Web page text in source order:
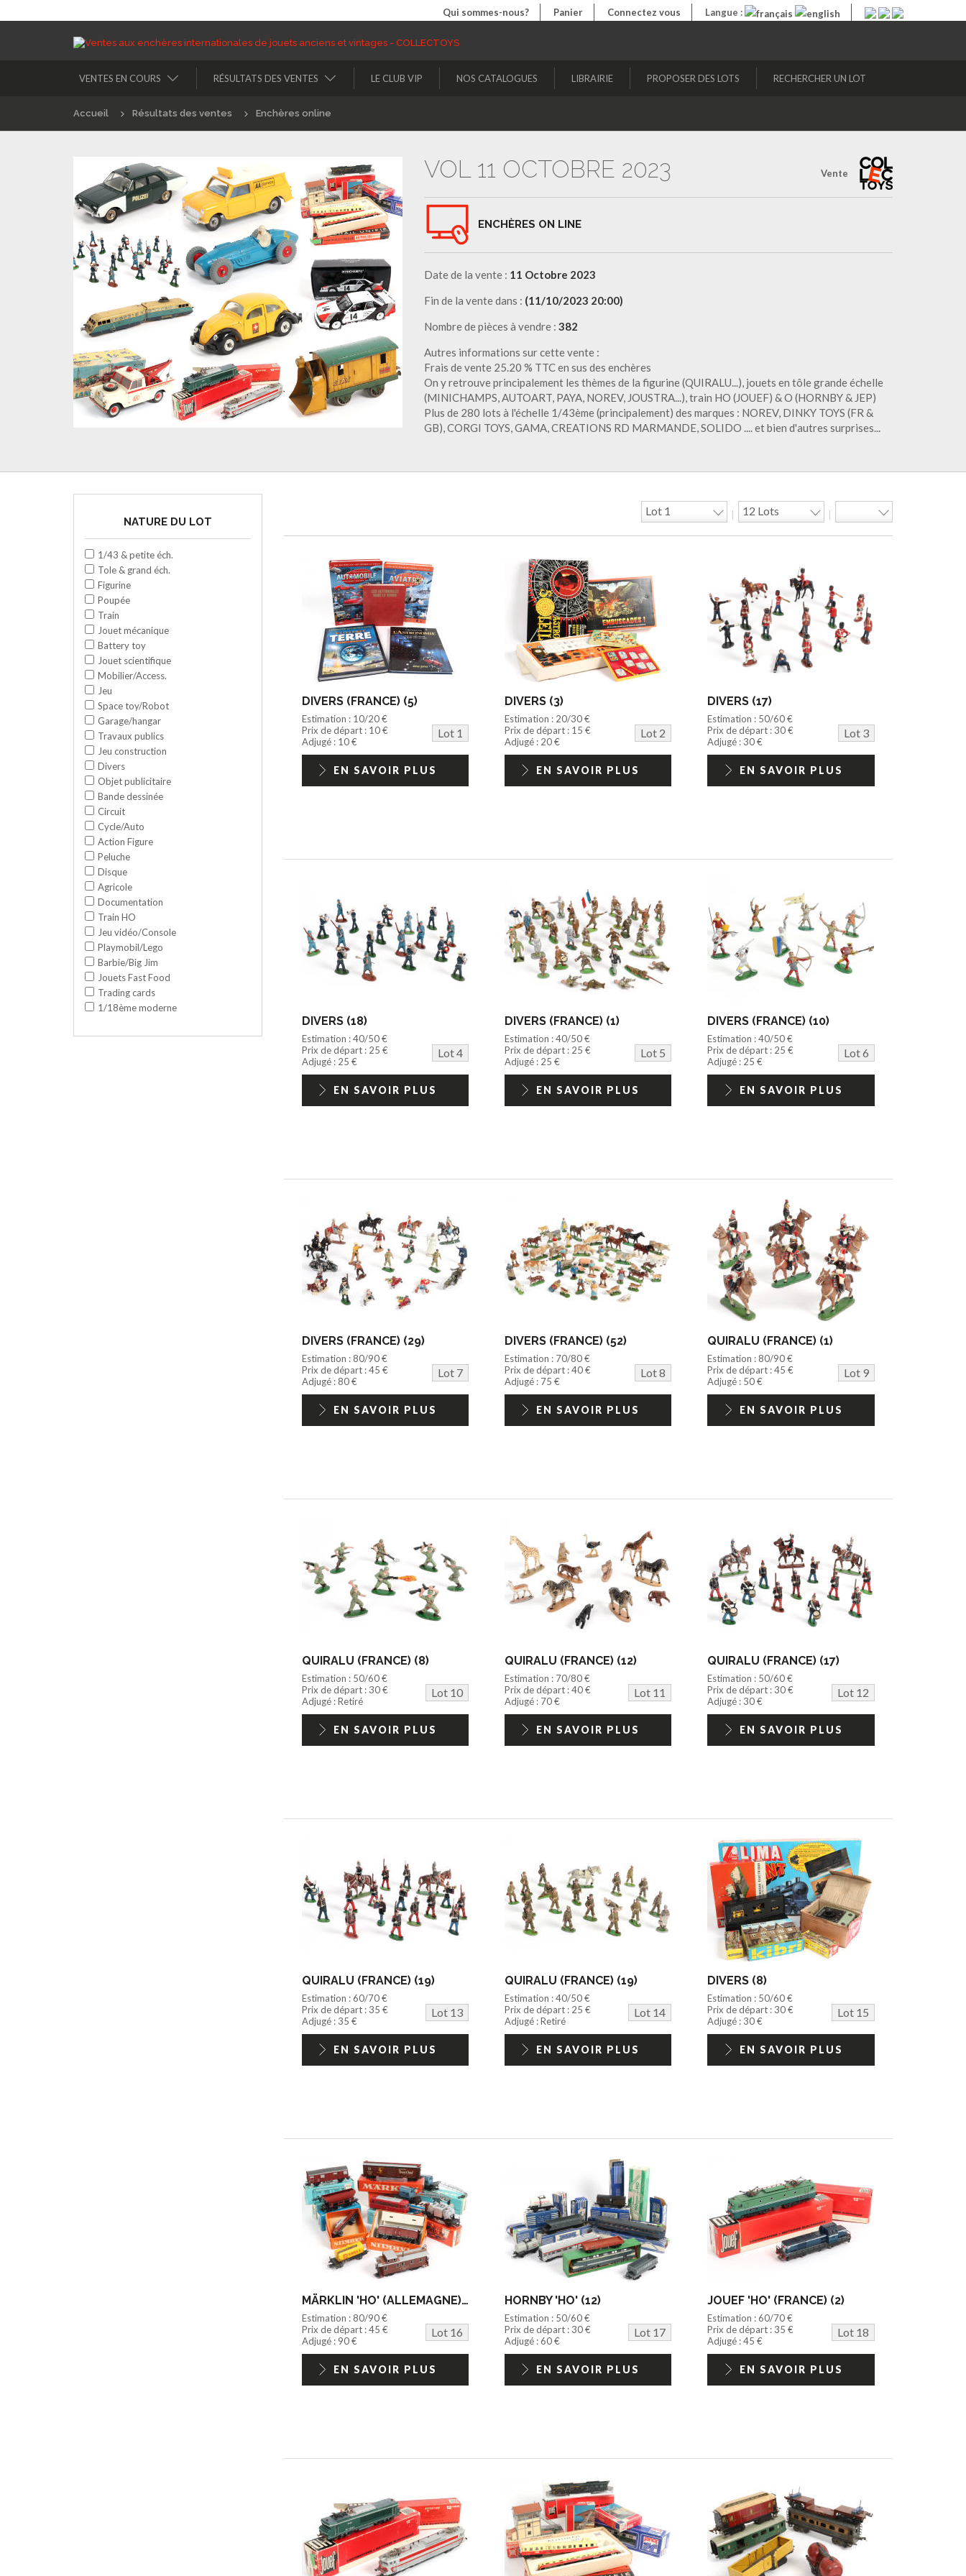
Qui sommes-nous? Panier Connectez vous Langue :
VENTES EN COURS RÉSULTATS DES VENTES LE CLUB VIP NOS CATALOGUES LIBRAIRIE PROPOSER DES LOTS RECHERCHER UN LOT
Accueil Résultats des ventes Enchères online
Vente
VOL 11 OCTOBRE 2023
ENCHÈRES ON LINE
Date de la vente : 11 Octobre 2023
Fin de la vente dans : (11/10/2023 20:00)
Nombre de pièces à vendre : 382
Autres informations sur cette vente :
Frais de vente 25.20 % TTC en sus des enchères
On y retrouve principalement les thèmes de la figurine (QUIRALU...), jouets en tôle grande échelle
(MINICHAMPS, AUTOART, PAYA, NOREV, JOUSTRA...), train HO (JOUEF) & O (HORNBY & JEP)
Plus de 280 lots à l'échelle 1/43ème (principalement) des marques : NOREV, DINKY TOYS (FR &
GB), CORGI TOYS, GAMA, CREATIONS RD MARMANDE, SOLIDO .... et bien d'autres surprises...
NATURE DU LOT
1/43 & petite éch.
Tole & grand éch.
Figurine
Poupée
Train
Jouet mécanique
Battery toy
Jouet scientifique
Mobilier/Access.
Jeu
Space toy/Robot
Garage/hangar
Travaux publics
Jeu construction
Divers
Objet publicitaire
Bande dessinée
Circuit
Cycle/Auto
Action Figure
Peluche
Disque
Agricole
Documentation
Train HO
Jeu vidéo/Console
Playmobil/Lego
Barbie/Big Jim
Jouets Fast Food
Trading cards
1/18ème moderne
DIVERS (FRANCE) (5)
Estimation : 10/20 €
Prix de départ : 10 €
Lot 1
Adjugé : 10 €
EN SAVOIR PLUS
DIVERS (3)
Estimation : 20/30 €
Prix de départ : 15 €
Lot 2
Adjugé : 20 €
EN SAVOIR PLUS
DIVERS (17)
Estimation : 50/60 €
Prix de départ : 30 €
Lot 3
Adjugé : 30 €
EN SAVOIR PLUS
DIVERS (18)
Estimation : 40/50 €
Prix de départ : 25 €
Lot 4
Adjugé : 25 €
EN SAVOIR PLUS
DIVERS (FRANCE) (1)
Estimation : 40/50 €
Prix de départ : 25 €
Lot 5
Adjugé : 25 €
EN SAVOIR PLUS
DIVERS (FRANCE) (10)
Estimation : 40/50 €
Prix de départ : 25 €
Lot 6
Adjugé : 25 €
EN SAVOIR PLUS
DIVERS (FRANCE) (29)
Estimation : 80/90 €
Prix de départ : 45 €
Lot 7
Adjugé : 80 €
EN SAVOIR PLUS
DIVERS (FRANCE) (52)
Estimation : 70/80 €
Prix de départ : 40 €
Lot 8
Adjugé : 75 €
EN SAVOIR PLUS
QUIRALU (FRANCE) (1)
Estimation : 80/90 €
Prix de départ : 45 €
Lot 9
Adjugé : 50 €
EN SAVOIR PLUS
QUIRALU (FRANCE) (8)
Estimation : 50/60 €
Prix de départ : 30 €
Lot 10
Adjugé : Retiré
EN SAVOIR PLUS
QUIRALU (FRANCE) (12)
Estimation : 70/80 €
Prix de départ : 40 €
Lot 11
Adjugé : 70 €
EN SAVOIR PLUS
QUIRALU (FRANCE) (17)
Estimation : 50/60 €
Prix de départ : 30 €
Lot 12
Adjugé : 30 €
EN SAVOIR PLUS
QUIRALU (FRANCE) (19)
Estimation : 60/70 €
Prix de départ : 35 €
Lot 13
Adjugé : 35 €
EN SAVOIR PLUS
QUIRALU (FRANCE) (19)
Estimation : 40/50 €
Prix de départ : 25 €
Lot 14
Adjugé : Retiré
EN SAVOIR PLUS
DIVERS (8)
Estimation : 50/60 €
Prix de départ : 30 €
Lot 15
Adjugé : 30 €
EN SAVOIR PLUS
MÄRKLIN 'HO' (ALLEMAGNE) (11)
Estimation : 80/90 €
Prix de départ : 45 €
Lot 16
Adjugé : 90 €
EN SAVOIR PLUS
HORNBY 'HO' (12)
Estimation : 50/60 €
Prix de départ : 30 €
Lot 17
Adjugé : 60 €
EN SAVOIR PLUS
JOUEF 'HO' (FRANCE) (2)
Estimation : 60/70 €
Prix de départ : 35 €
Lot 18
Adjugé : 45 €
EN SAVOIR PLUS